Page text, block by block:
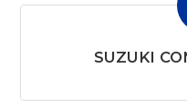
SUZUKI